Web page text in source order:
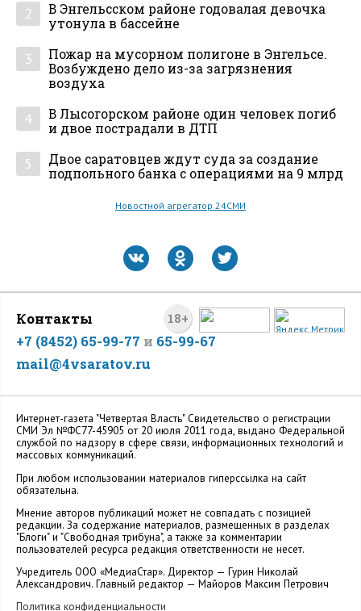
2
В Энгельсском районе годовалая девочка
утонула в бассейне
3
Пожар на мусорном полигоне в Энгельсе.
Возбуждено дело из-за загрязнения
воздуха
4
В Лысогорском районе один человек погиб
и двое пострадали в ДТП
5
Двое саратовцев ждут суда за создание
подпольного банка с операциями на 9 млрд
Новостной агрегатор 24СМИ
18+
Контакты
+7 (8452) 65-99-77 и 65-99-67
mail@4vsaratov.ru
Интернет-газета "Четвертая Власть" Cвидетельство о регистрации
СМИ Эл №ФС77-45905 от 20 июля 2011 года, выдано Федеральной
службой по надзору в сфере связи, информационных технологий и
массовых коммуникаций.
При любом использовании материалов гиперссылка на сайт
обязательна.
Мнение авторов публикаций может не совпадать с позицией
редакции. За содержание материалов, размещенных в разделах
"Блоги" и "Свободная трибуна", а также за комментарии
пользователей ресурса редакция ответственности не несет.
Учредитель ООО «МедиаСтар». Директор — Гурин Николай
Александрович. Главный редактор — Майоров Максим Петрович
Политика конфиденциальности